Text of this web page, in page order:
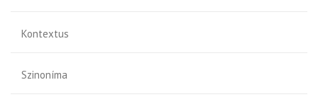
Kontextus
Szinoníma